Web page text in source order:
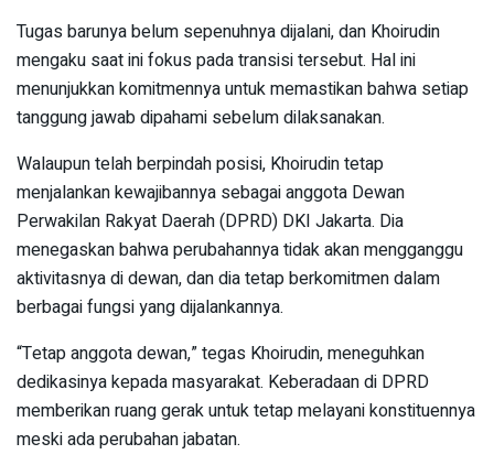
Tugas barunya belum sepenuhnya dijalani, dan Khoirudin
mengaku saat ini fokus pada transisi tersebut. Hal ini
menunjukkan komitmennya untuk memastikan bahwa setiap
tanggung jawab dipahami sebelum dilaksanakan.
Walaupun telah berpindah posisi, Khoirudin tetap
menjalankan kewajibannya sebagai anggota Dewan
Perwakilan Rakyat Daerah (DPRD) DKI Jakarta. Dia
menegaskan bahwa perubahannya tidak akan mengganggu
aktivitasnya di dewan, dan dia tetap berkomitmen dalam
berbagai fungsi yang dijalankannya.
“Tetap anggota dewan,” tegas Khoirudin, meneguhkan
dedikasinya kepada masyarakat. Keberadaan di DPRD
memberikan ruang gerak untuk tetap melayani konstituennya
meski ada perubahan jabatan.